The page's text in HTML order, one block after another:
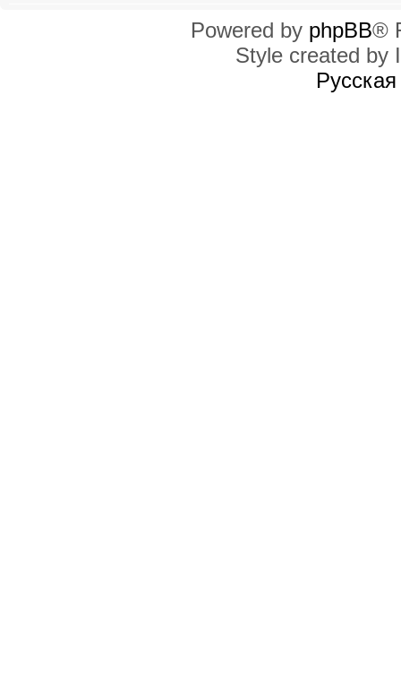
Powered by phpBB®
Style created by